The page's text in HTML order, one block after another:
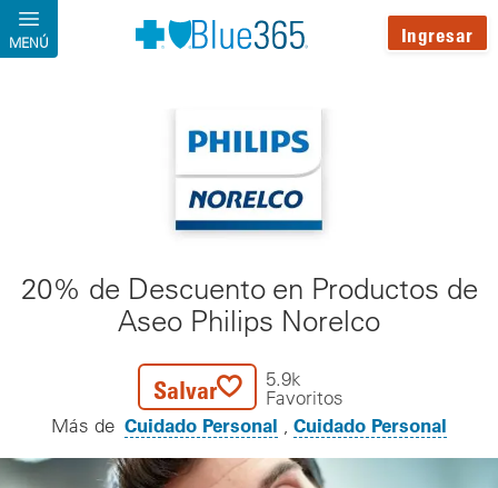
Pasar al contenido principal
MENÚ Ingresar
20% de Descuento en Productos de
Aseo Philips Norelco
Salvar
5.9k
Favoritos
Más de Cuidado Personal Cuidado Personal